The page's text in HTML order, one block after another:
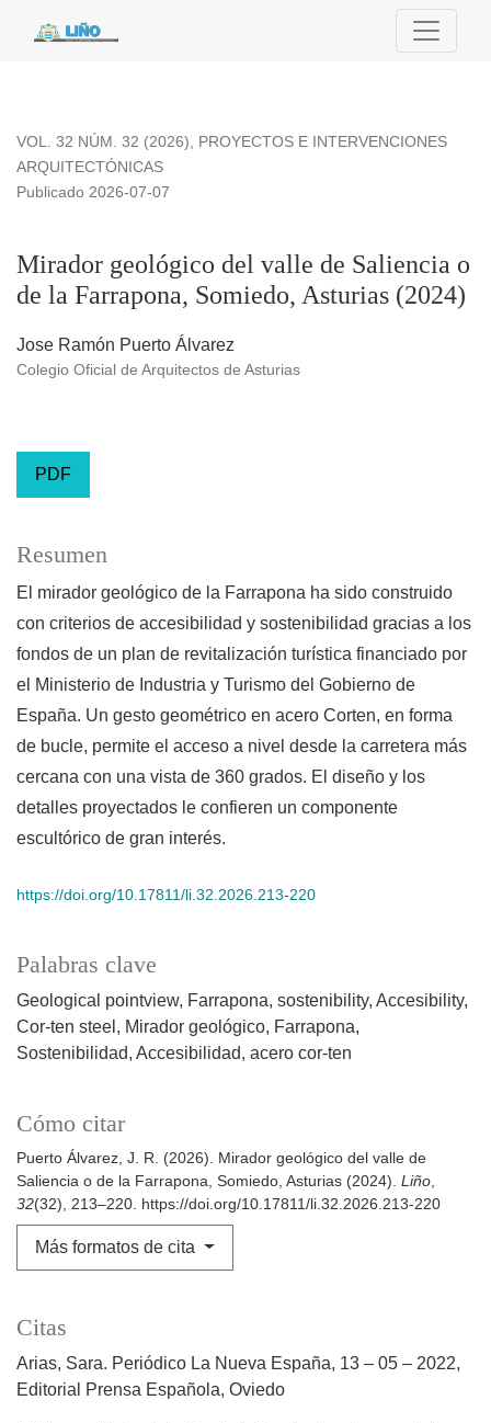
Mirador geológico del valle de Saliencia o de la Farrapona,
VOL. 32 NÚM. 32 (2026), PROYECTOS E INTERVENCIONES
ARQUITECTÓNICAS
Mirador geológico del valle de Saliencia o
de la Farrapona, Somiedo, Asturias (2024)
Publicado 2026-07-07
Jose Ramón Puerto Álvarez
Colegio Oficial de Arquitectos de Asturias
PDF
Palabras clave
Geological pointview Farrapona sostenibility Accesibility
Cor-ten steel
Mirador geológico Farrapona
Sostenibilidad Accesibilidad acero cor-ten
Cómo citar
Puerto Álvarez, J. R. (2026). Mirador geológico del valle de
Saliencia o de la Farrapona, Somiedo, Asturias (2024). Liño,
32(32), 213–220. https://doi.org/10.17811/li.32.2026.213-220
Más formatos de cita
Resumen
El mirador geológico de la Farrapona ha sido construido
con criterios de accesibilidad y sostenibilidad gracias a los
fondos de un plan de revitalización turística financiado por
el Ministerio de Industria y Turismo del Gobierno de
España. Un gesto geométrico en acero Corten, en forma
de bucle, permite el acceso a nivel desde la carretera más
cercana con una vista de 360 ​​grados. El diseño y los
detalles proyectados le confieren un componente
escultórico de gran interés.
https://doi.org/10.17811/li.32.2026.213-220
Citas
Arias, Sara. Periódico La Nueva España, 13 – 05 – 2022,
Editorial Prensa Española, Oviedo